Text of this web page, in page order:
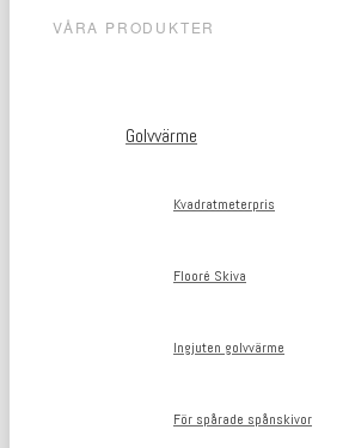
VÅRA PRODUKTER
Golvvärme
Kvadratmeterpris
Flooré Skiva
Ingjuten golvvärme
För spårade spånskivor